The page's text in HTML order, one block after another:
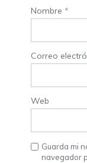
Nombre *
Correo
Web
Guarda mi
navegador